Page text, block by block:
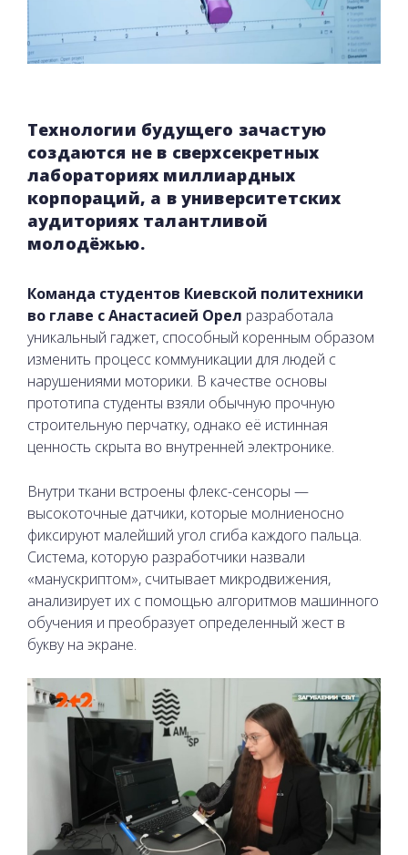
Технологии будущего зачастую
создаются не в сверхсекретных
лабораториях миллиардных
корпораций, а в университетских
аудиториях талантливой
молодёжью.
Команда студентов Киевской политехники
во главе с Анастасией Орел разработала
уникальный гаджет, способный коренным образом
изменить процесс коммуникации для людей с
нарушениями моторики. В качестве основы
прототипа студенты взяли обычную прочную
строительную перчатку, однако её истинная
ценность скрыта во внутренней электронике.
Внутри ткани встроены флекс-сенсоры —
высокоточные датчики, которые молниеносно
фиксируют малейший угол сгиба каждого пальца.
Система, которую разработчики назвали
«манускриптом», считывает микродвижения,
анализирует их с помощью алгоритмов машинного
обучения и преобразует определенный жест в
букву на экране.